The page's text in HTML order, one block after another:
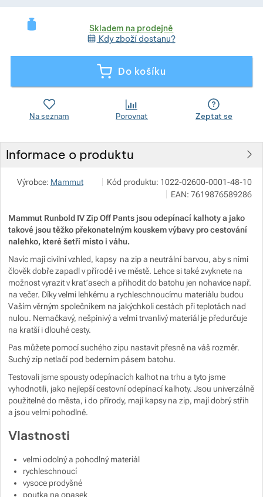
Skladem na prodejně
Kdy zboží dostanu?
Do košíku
Na seznam Porovnat Zeptat se
Informace o produktu
Výrobce: Mammut Zobrazit více
HUDYsport a.s.
Bynovec 138, 405 02 Děčín
Kód produktu: 1022-02600-0001-48-10
EAN: 7619876589286
Mammut Runbold IV Zip Off Pants jsou odepínací kalhoty a jako
takové jsou těžko překonatelným kouskem výbavy pro cestování
nalehko, které šetří místo i váhu.
Navíc mají civilní vzhled, kapsy na zip a neutrální barvou, aby s nimi
člověk dobře zapadl v přírodě i ve městě. Lehce si také zvyknete na
možnost vyrazit v kraťasech a přihodit do batohu jen nohavice např.
na večer. Díky velmi lehkému a rychleschnoucímu materiálu budou
Vaším věrným společníkem na jakýchkoli cestách při teplotách nad
nulou. Nemačkavý, nešpinivý a velmi trvanlivý materiál je předurčuje
na kratší i dlouhé cesty.
Pas můžete pomocí suchého zipu nastavit přesně na váš rozměr.
Suchý zip netlačí pod bederním pásem batohu.
Testovali jsme spousty odepínacích kalhot na trhu a tyto jsme
vyhodnotili, jako nejlepší cestovní odepínací kalhoty. Jsou univerzálně
použitelné do města, i do přírody, mají kapsy na zip, mají dobrý střih
a jsou velmi pohodlné.
Vlastnosti
velmi odolný a pohodlný materiál
rychleschnoucí
vysoce prodyšné
poutka na opasek
Zobrazit více
Zobrazit více
Zobrazit více
Zobrazit více
Zobrazit více
Zobrazit více
Zobrazit více
Zobrazit více
Zobrazit více
Zobrazit více
Zobrazit více
Zobrazit více
Zobrazit více
Zobrazit více
Zobrazit více
Zobrazit více
Zobrazit více
Zobrazit více
Zobrazit více
Zobrazit více